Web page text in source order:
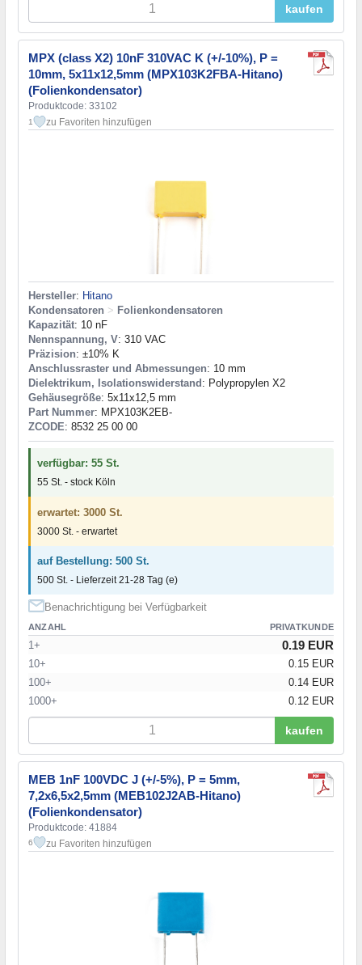
kaufen
MPX (class X2) 10nF 310VAC K (+/-10%), P =
10mm, 5x11x12,5mm (MPX103K2FBA-Hitano)
(Folienkondensator)
Produktcode: 33102
1 zu Favoriten hinzufügen
Hersteller: Hitano
Kondensatoren > Folienkondensatoren
Kapazität: 10 nF
Nennspannung, V: 310 VAC
Präzision: ±10% K
Anschlussraster und Abmessungen: 10 mm
Dielektrikum, Isolationswiderstand : Polypropylen X2
Gehäusegröße: 5x11x12,5 mm
Part Nummer: MPX103K2EB-
ZCODE: 8532 25 00 00
verfügbar: 55 St.
55 St. - stock Köln
erwartet: 3000 St.
3000 St. - erwartet
auf Bestellung: 500 St.
500 St. - Lieferzeit 21-28 Tag (e)
Benachrichtigung bei Verfügbarkeit
ANZAHL PRIVATKUNDE
1+ 0.19 EUR
10+
0.15 EUR
100+
0.14 EUR
1000+
0.12 EUR
kaufen
MEB 1nF 100VDC J (+/-5%), P = 5mm,
7,2x6,5x2,5mm (MEB102J2AB-Hitano)
(Folienkondensator)
Produktcode: 41884
6 zu Favoriten hinzufügen